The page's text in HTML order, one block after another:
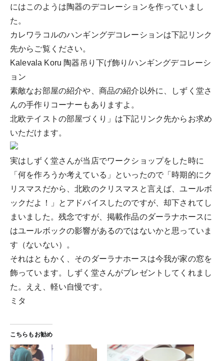
にはこのようは陶器のデコレーションを作っていまし
た。
カレワラコルのハンギングデコレーションは下記リンク
先からご覧ください。
Kalevala Koru 陶器吊り下げ飾り/ハンギングデコレーシ
ョン
素敵なお部屋の紹介や、商品の紹介以外に、しずく堂さ
んの手作りコーナーもありますよ。
北欧テイストの部屋づくり」は下記リンク先からお求め
いただけます。
実はしずく堂さんが当店でワークショップをした時に
「何を作ろうか考えている」といったので「時期的にク
リスマスだから、北欧のクリスマスと言えば、ユールボ
ックだよ！」とアドバイスしたのですが、却下されてし
まいました。残念ですが、掲載作品のダーラナホースに
はユールボックの影響があるのではないかと思っていま
す（ないない）。
それはともかく、そのダーラナホースは今我が家の窓を
飾っています。しずく堂さんがプレゼントしてくれまし
た。ええ、軽い自慢です。
ミタ
こちらもお勧め